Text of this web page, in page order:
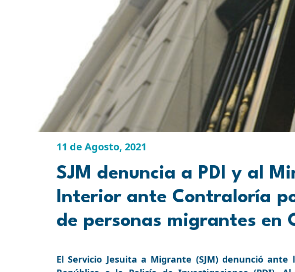
11 de Agosto, 2021
SJM denuncia a PDI y al
Interior ante Contraloría
de personas migrantes en
El Servicio Jesuita a Migrante (SJM) denunció